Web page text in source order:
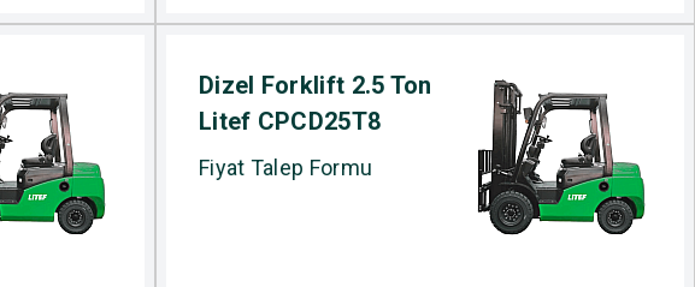
Dizel Forklift 2.5 Ton
Litef CPCD25T8
Fiyat Talep Formu